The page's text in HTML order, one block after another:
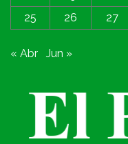
25
26 27
« Abr Jun »